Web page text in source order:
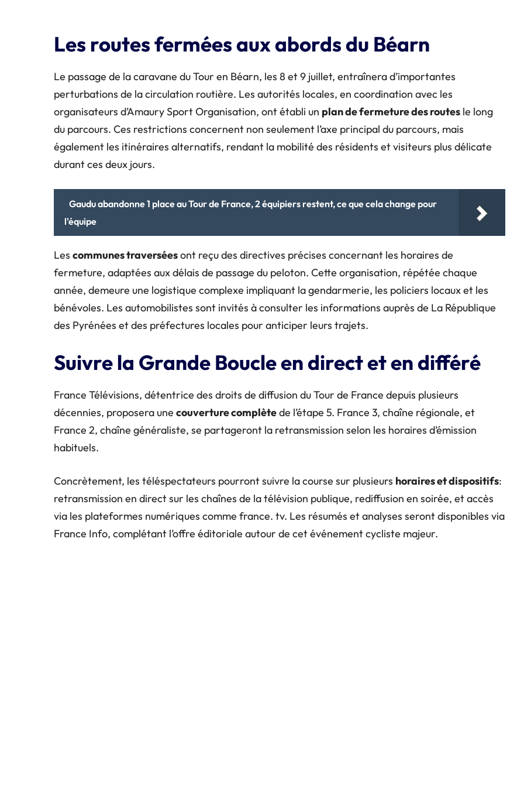
Les routes fermées aux abords du Béarn
Le passage de la caravane du Tour en Béarn, les 8 et 9 juillet, entraînera d’importantes
perturbations de la circulation routière. Les autorités locales, en coordination avec les
organisateurs d’Amaury Sport Organisation, ont établi un plan de fermeture des routes le long
du parcours. Ces restrictions concernent non seulement l’axe principal du parcours, mais
également les itinéraires alternatifs, rendant la mobilité des résidents et visiteurs plus délicate
durant ces deux jours.
Gaudu abandonne 1 place au Tour de France, 2 équipiers restent, ce que cela change pour
l'équipe
Les communes traverséesont reçu des directives précises concernant les horaires de
fermeture, adaptées aux délais de passage du peloton. Cette organisation, répétée chaque
année, demeure une logistique complexe impliquant la gendarmerie, les policiers locaux et les
bénévoles. Les automobilistes sont invités à consulter les informations auprès de La République
des Pyrénées et des préfectures locales pour anticiper leurs trajets.
Suivre la Grande Boucle en direct et en différé
France Télévisions, détentrice des droits de diffusion du Tour de France depuis plusieurs
décennies, proposera une couverture complètede l’étape 5. France 3, chaîne régionale, et
France 2, chaîne généraliste, se partageront la retransmission selon les horaires d’émission
habituels.
Concrètement, les téléspectateurs pourront suivre la course sur plusieurs horaires et dispositifs:
retransmission en direct sur les chaînes de la télévision publique, rediffusion en soirée, et accès
via les plateformes numériques comme france. tv. Les résumés et analyses seront disponibles via
France Info, complétant l’offre éditoriale autour de cet événement cycliste majeur.